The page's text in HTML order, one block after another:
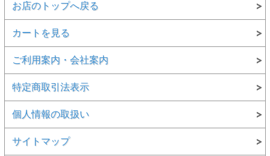
お店のトップへ戻る
カートを見る
ご利用案内・会社案内
特定商取引法表示
個人情報の取扱い
サイトマップ